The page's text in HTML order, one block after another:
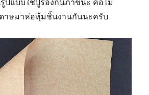
ปแบบใช้ปูรองก้นภาชนะ คือไม่
าษมาห่อหุ้มชิ้นงานกันนะครับ